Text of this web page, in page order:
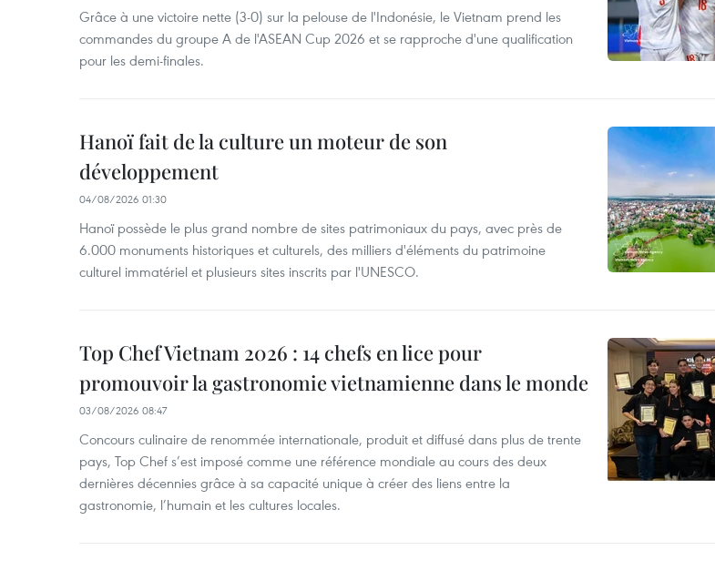
Grâce à une victoire nette (3-0) sur la pelouse de l'Indonésie, le Vietnam prend les
commandes du groupe A de l'ASEAN Cup 2026 et se rapproche d'une qualification
pour les demi-finales.
Hanoï fait de la culture un moteur de son
développement
04/08/2026 01:30
Hanoï possède le plus grand nombre de sites patrimoniaux du pays, avec près de
6.000 monuments historiques et culturels, des milliers d'éléments du patrimoine
culturel immatériel et plusieurs sites inscrits par l'UNESCO.
Top Chef Vietnam 2026 : 14 chefs en lice pour
promouvoir la gastronomie vietnamienne dans le monde
03/08/2026 08:47
Concours culinaire de renommée internationale, produit et diffusé dans plus de trente
pays, Top Chef s’est imposé comme une référence mondiale au cours des deux
dernières décennies grâce à sa capacité unique à créer des liens entre la
gastronomie, l’humain et les cultures locales.